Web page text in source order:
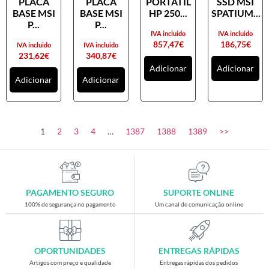
Placas gráficas
SAIS
Ventoínhas
Computadores
All-in-One
Gaming
Acessórios gaming
Cadeiras gaming
Merchandising
BASE MSI
P...
231,62€
IVA incluido
Adicionar
BASE MSI
P...
340,87€
IVA incluido
Adicionar
HP 250...
857,47€
IVA incluido
Adicionar
SPATIUM...
186,75€
IVA incluido
Adicionar
1 2 3 4 … 1387 1388 1389 >>
PAGAMENTO SEGURO
100% de segurança no pagamento
SUPORTE ONLINE
Um canal de comunicação online
OPORTUNIDADES
Artigos com preço e qualidade
ENTREGAS RÁPIDAS
Entregas rápidas dos pedidos